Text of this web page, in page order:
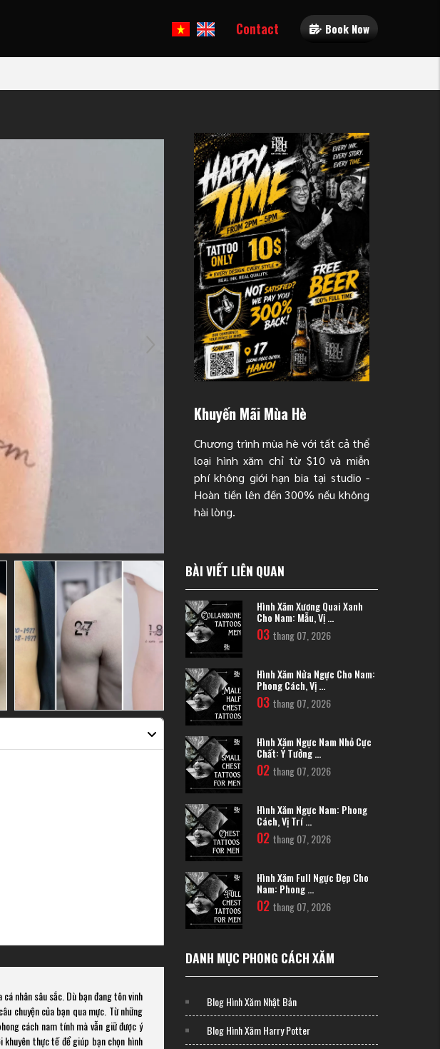
Contact Book Now
nhân sâu sắc. Dù bạn đang tôn vinh
chuyện của bạn qua mực. Từ những
cách nam tính mà vẫn giữ được ý
thực tế để giúp bạn chọn hình
Khuyến Mãi Mùa Hè
Chương trình mùa hè với tất cả thể
loại hình xăm chỉ từ $10 và miễn
phí không giới hạn bia tại studio -
Hoàn tiền lên đến 300% nếu không
hài lòng.
BÀI VIẾT LIÊN QUAN
Hình Xăm Xương Quai Xanh
Cho Nam: Mẫu, Vị ...
03 thang 07, 2026
Hình Xăm Nửa Ngực Cho Nam:
Phong Cách, Vị ...
03 thang 07, 2026
Hình Xăm Ngực Nam Nhỏ Cực
Chất: Ý Tưởng ...
02 thang 07, 2026
Hình Xăm Ngực Nam: Phong
Cách, Vị Trí ...
02 thang 07, 2026
Hình Xăm Full Ngực Đẹp Cho
Nam: Phong ...
02 thang 07, 2026
DANH MỤC PHONG CÁCH XĂM
Blog Hình Xăm Nhật Bản
Blog Hình Xăm Harry Potter